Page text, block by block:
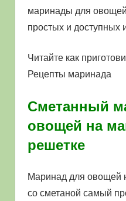
маринады для
простых и доступных
Читайте как
Рецепты маринада
Сметанный
овощей на
решетке
Маринад для овощей
со сметаной самый